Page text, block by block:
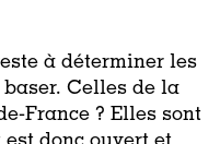
à déterminer les
Celles de la
France ? Elles sont